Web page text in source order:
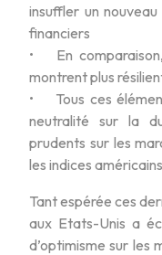
insuffler un
financiers
• En comparaison,
montrent plus
• Tous ces
neutralité sur la
prudents sur les
les indices américains
Tant espérée ces
aux Etats-Unis a
d’optimisme sur les